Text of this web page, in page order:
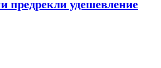
предрекли удешевление